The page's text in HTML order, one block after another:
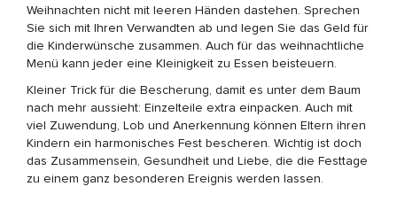
Weihnachten nicht mit leeren Händen dastehen. Sprechen
Sie sich mit Ihren Verwandten ab und legen Sie das Geld für
die Kinderwünsche zusammen. Auch für das weihnachtliche
Menü kann jeder eine Kleinigkeit zu Essen beisteuern.
Kleiner Trick für die Bescherung, damit es unter dem Baum
nach mehr aussieht: Einzelteile extra einpacken. Auch mit
viel Zuwendung, Lob und Anerkennung können Eltern ihren
Kindern ein harmonisches Fest bescheren. Wichtig ist doch
das Zusammensein, Gesundheit und Liebe, die die Festtage
zu einem ganz besonderen Ereignis werden lassen.